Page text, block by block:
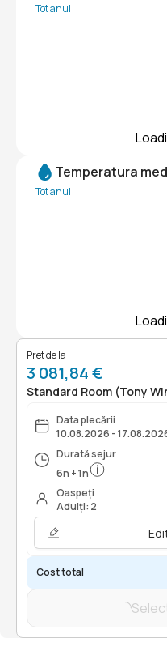
Tot anul
Temperatura
Tot anul
Pret de la
3 081,84 €
Standard Room (Tony
Data plecării
10.08.2026 -
Durată sejur
6n +1n
Oaspeți
Adulți: 2
Cost total